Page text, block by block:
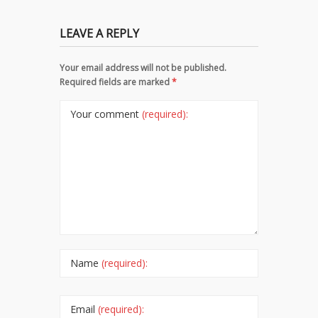
LEAVE A REPLY
Your email address will not be published.
Required fields are marked*
Your comment (required):
Name (required):
Email (required):